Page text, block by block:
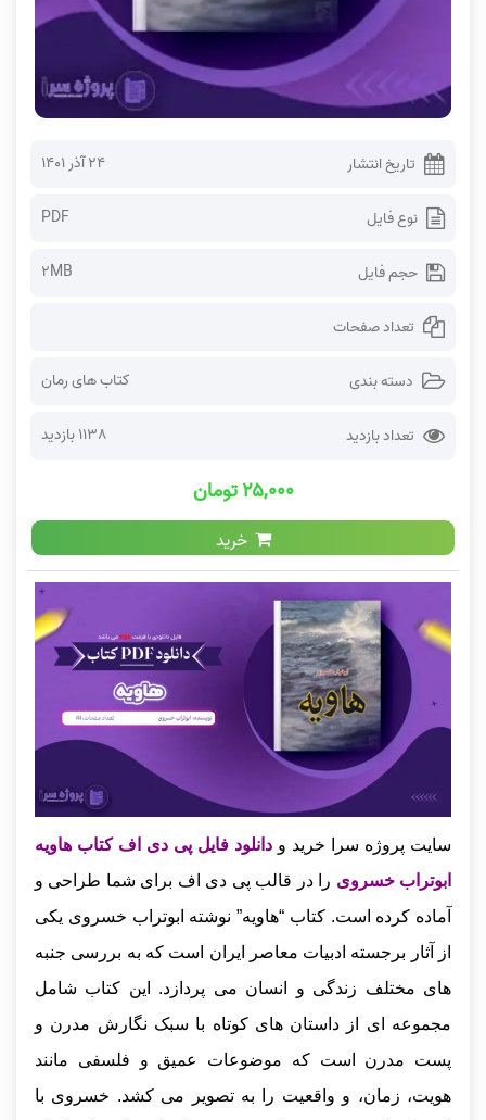
تاریخ انتشار ۲۴ آذر ۱۴۰۱
نوع فایل PDF
حجم فایل 2MB
تعداد صفحات
دسته بندی کتاب های رمان
تعداد بازدید 1138 بازدید
۲۵,۰۰۰ تومان
خرید
سایت پروژه سرا خرید و دانلود فایل پی دی اف کتاب هاویه
ابوتراب خسروی را در قالب پی دی اف برای شما طراحی و
آماده کرده است. کتاب “هاویه” نوشته ابوتراب خسروی یکی
از آثار برجسته ادبیات معاصر ایران است که به بررسی جنبه‌
های مختلف زندگی و انسان می‌ پردازد. این کتاب شامل
مجموعه‌ ای از داستان‌ های کوتاه با سبک نگارش مدرن و
پست‌ مدرن است که موضوعات عمیق و فلسفی مانند
هویت، زمان، و واقعیت را به تصویر می‌ کشد. خسروی با